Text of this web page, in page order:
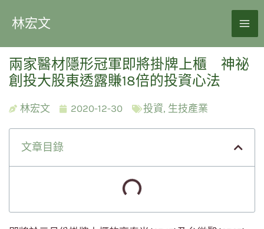
林宏文
兩家醫材隱形冠軍即將掛牌上櫃 神祕
創投大股東透露賺18倍的投資心法
林宏文 2020-12-30 投資, 生技產業
文章目錄